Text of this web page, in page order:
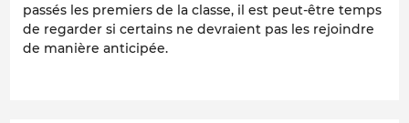
passés les premiers de la classe, il est peut-être temps
de regarder si certains ne devraient pas les rejoindre
de manière anticipée.